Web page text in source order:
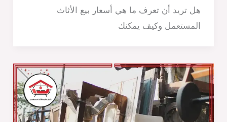
هل تريد أن تعرف ما هي أسعار بيع الأثاث
المستعمل وكيف يمكنك